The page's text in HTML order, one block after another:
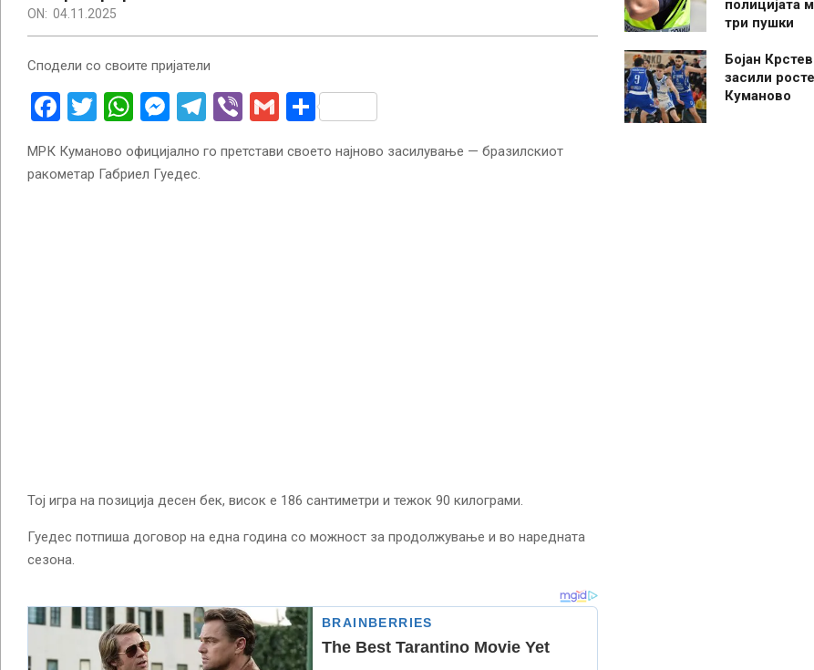
ON: 04.11.2025
Сподели со своите пријатели
Facebook
Twitter
WhatsApp
Messenger
Telegram
ViberGmailShare
МРК Куманово официјално го претстави своето најново засилување — бразилскиот
ракометар Габриел Гуедес.
Тој игра на позиција десен бек, висок е 186 сантиметри и тежок 90 килограми.
Гуедес потпиша договор на една година со можност за продолжување и во наредната
сезона.
полицијата
три пушки
Бојан
засили
Куманово